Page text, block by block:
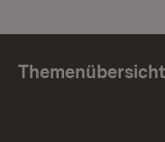
Themenübersicht